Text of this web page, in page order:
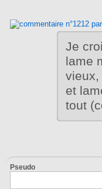
Je
lame
vieux,
et
tout
Pseudo